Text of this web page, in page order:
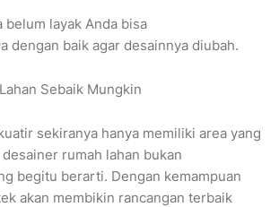
belum layak Anda bisa
dengan baik agar desainnya diubah.
Sebaik Mungkin
sekiranya hanya memiliki area yang
rumah lahan bukan
begitu berarti. Dengan kemampuan
akan membikin rancangan terbaik